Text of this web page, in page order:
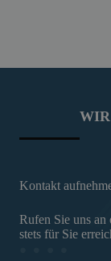
Kontakt
Rufen Sie uns
stets für Sie